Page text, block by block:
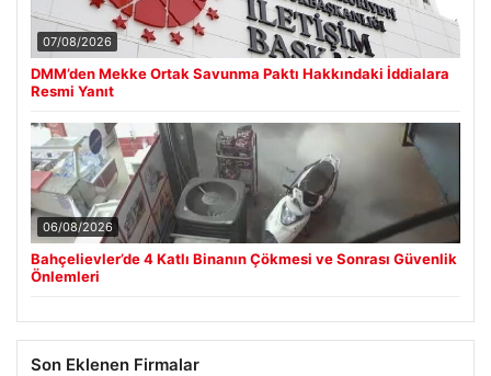
07/08/2026
DMM’den Mekke Ortak Savunma Paktı Hakkındaki İddialara
Resmi Yanıt
06/08/2026
Bahçelievler’de 4 Katlı Binanın Çökmesi ve Sonrası Güvenlik
Önlemleri
Son Eklenen Firmalar